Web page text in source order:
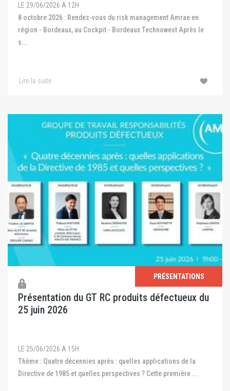
LE 29/06/2026 A 12H
8 octobre 2026 : Rendez-vous du risk management Amrae en
région - Bordeaux, au Cockpit - Bordeaux Technowest Après le
s...
Lire la suite
PRÉSENTATIONS
Présentation du GT RC produits défectueux du
25 juin 2026
LE 25/06/2026 A 15H
Thème : Quatre décennies après : quelles applications de la
Directive de 1985 et quelles perspectives ? Cette première ...